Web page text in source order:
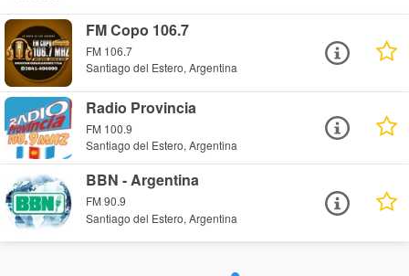
FM Copo 106.7
FM 106.7
Santiago del Estero, Argentina
Radio Provincia
FM 100.9
Santiago del Estero, Argentina
BBN - Argentina
FM 90.9
Santiago del Estero, Argentina